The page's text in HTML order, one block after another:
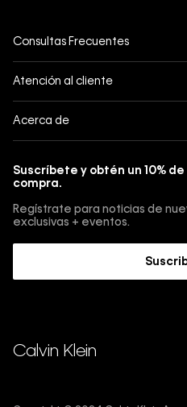
Consultas Frecuentes
Pedidos
Cambios, envios y devoluciones
Guía de talles
Atención al cliente
Botón de Arrepentimiento
Acerca de
Guía de jeans
Guía de cuidado Denim
Suscríbete y obtén un 10%
compra.
Regístrate para noticias de
exclusivas + eventos.
Calvin Klein